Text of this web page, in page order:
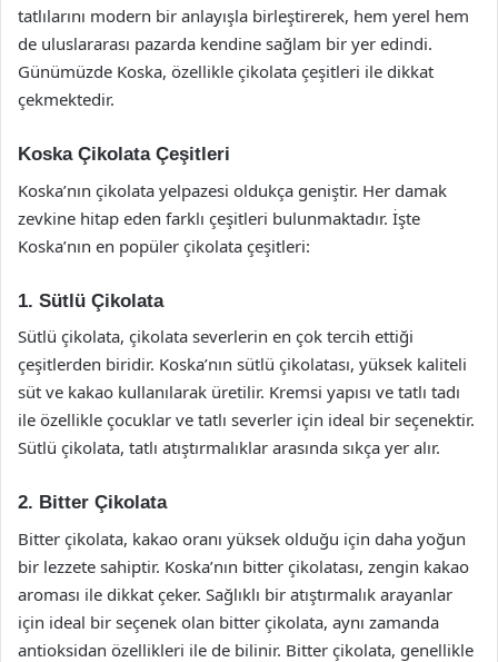
tatlılarını modern bir anlayışla birleştirerek, hem yerel hem
de uluslararası pazarda kendine sağlam bir yer edindi.
Günümüzde Koska, özellikle çikolata çeşitleri ile dikkat
çekmektedir.
Koska Çikolata Çeşitleri
Koska’nın çikolata yelpazesi oldukça geniştir. Her damak
zevkine hitap eden farklı çeşitleri bulunmaktadır. İşte
Koska’nın en popüler çikolata çeşitleri:
1. Sütlü Çikolata
Sütlü çikolata, çikolata severlerin en çok tercih ettiği
çeşitlerden biridir. Koska’nın sütlü çikolatası, yüksek kaliteli
süt ve kakao kullanılarak üretilir. Kremsi yapısı ve tatlı tadı
ile özellikle çocuklar ve tatlı severler için ideal bir seçenektir.
Sütlü çikolata, tatlı atıştırmalıklar arasında sıkça yer alır.
2. Bitter Çikolata
Bitter çikolata, kakao oranı yüksek olduğu için daha yoğun
bir lezzete sahiptir. Koska’nın bitter çikolatası, zengin kakao
aroması ile dikkat çeker. Sağlıklı bir atıştırmalık arayanlar
için ideal bir seçenek olan bitter çikolata, aynı zamanda
antioksidan özellikleri ile de bilinir. Bitter çikolata, genellikle